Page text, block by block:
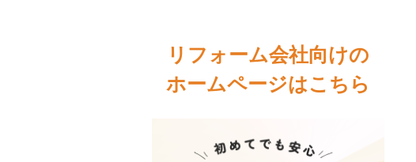
リフォーム会社向けの
ホームページはこちら